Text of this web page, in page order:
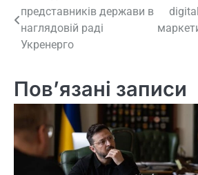
записів
представників держави в
наглядовій раді
Укренерго
Пов’язані записи